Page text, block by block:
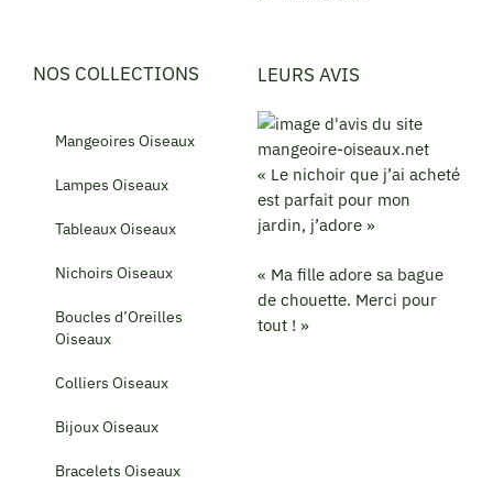
NOS COLLECTIONS
Mangeoires Oiseaux
Lampes Oiseaux
Tableaux Oiseaux
Nichoirs Oiseaux
Boucles d’Oreilles
Oiseaux
Colliers Oiseaux
Bijoux Oiseaux
Bracelets Oiseaux
LEURS AVIS
« Le nichoir que j’ai acheté
est parfait pour mon
jardin, j’adore »
« Ma fille adore sa bague
de chouette. Merci pour
tout ! »